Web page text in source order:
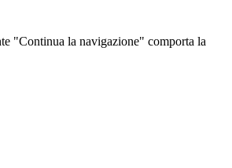
"Continua la navigazione" comporta la